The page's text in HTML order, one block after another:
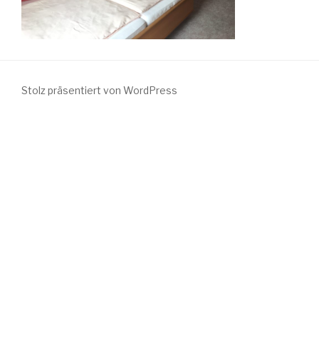
Stolz präsentiert von WordPress